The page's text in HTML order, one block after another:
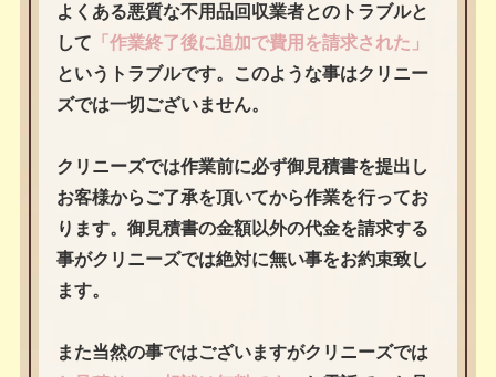
よくある悪質な不用品回収業者とのトラブルと
して 「作業終了後に追加で費用を請求された」
というトラブルです。このような事はクリニー
ズでは一切ございません。
クリニーズでは作業前に必ず御見積書を提出し
お客様からご了承を頂いてから作業を行ってお
ります。御見積書の金額以外の代金を請求する
事がクリニーズでは絶対に無い事をお約束致し
ます。
また当然の事ではございますがクリニーズでは